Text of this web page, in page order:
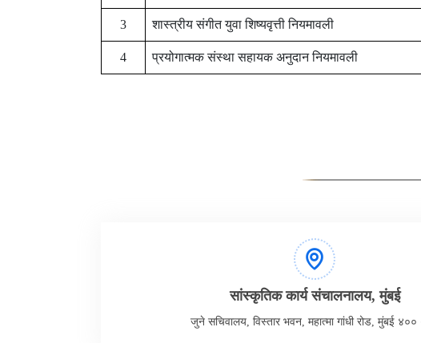
3 शास्त्रीय संगीत युवा शिष्यवृत्ती नियमावली
4 प्रयोगात्मक संस्था सहायक अनुदान नियमावली
सांस्कृतिक कार्य संचालनालय, मुंबई
जुने सचिवालय, विस्तार भवन, महात्मा गांधी रोड, मुंबई